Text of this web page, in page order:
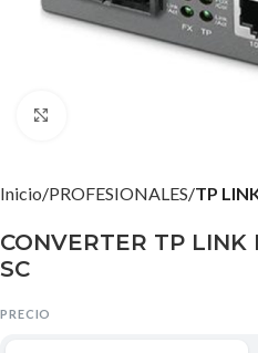
Inicio PROFESIONALES TP
CONVERTER TP LINK
SC
PRECIO